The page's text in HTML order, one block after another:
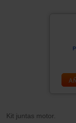
Kit juntas motor.